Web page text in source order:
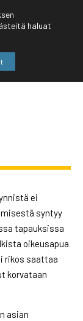
ei
syntyy
tapauksissa
oikeusapua
rikos saattaa
korvataan
asian
haluat